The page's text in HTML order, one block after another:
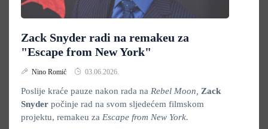
Zack Snyder radi na remakeu za
"Escape from New York"
Nino Romić 03.06.2026.
Poslije kraće pauze nakon rada na Rebel Moon, Zack
Snyder počinje rad na svom sljedećem filmskom
projektu, remakeu za Escape from New York.